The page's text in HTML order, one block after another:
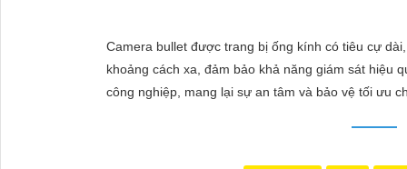
- Chất lượng hình ảnh: Camera Hikvision mang
Camera bullet được trang bị ống kính có tiêu cự
khoảng cách xa, đảm bảo khả năng giám sát hiệu
công nghiệp, mang lại sự an tâm và bảo vệ tối ưu